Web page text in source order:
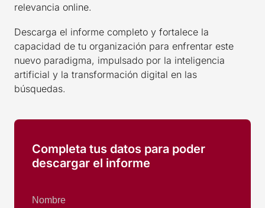
relevancia online.
Descarga el informe completo y fortalece la
capacidad de tu organización para enfrentar este
nuevo paradigma, impulsado por la inteligencia
artificial y la transformación digital en las
búsquedas.
Completa tus datos para poder
descargar el informe
Nombre